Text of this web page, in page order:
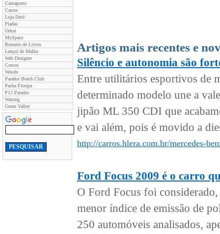
Carnaporto
Carros
Loja Decé
Piadas
Orkut
MySpace
Resumo de Livros
Lençol de Malha
Web Designer
Cursos
Woods
Parador Beach Club
Pacha Floripa
P12 Parador
Warung
Green Valley
Artigos mais recentes e
Silêncio e autonomia são
Entre utilitários esportivos de
determinado modelo une a
jipão ML 350 CDI que
e vai além, pois é movido a
http://carros.hlera.com.br/mercedes-
Ford Focus 2009 é o carro
O Ford Focus foi
menor índice de emissão de
250 automóveis analisados,